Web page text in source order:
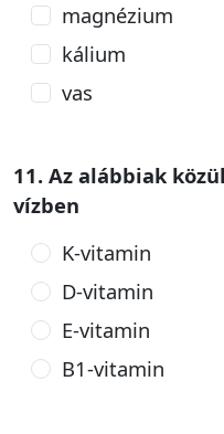
magnézium
kálium
vas
11. Az alábbiak
vízben
K-vitamin
D-vitamin
E-vitamin
B1-vitamin